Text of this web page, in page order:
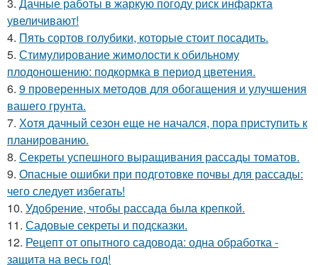
увеличивают!
4. Пять сортов голубики, которые стоит посадить.
5. Стимулирование жимолости к обильному
плодоношению: подкормка в период цветения.
6. 9 проверенных методов для обогащения и улучшения
вашего грунта.
7. Хотя дачный сезон еще не начался, пора приступить к
планированию.
8. Секреты успешного выращивания рассады томатов.
9. Опасные ошибки при подготовке почвы для рассады:
чего следует избегать!
10. Удобрение, чтобы рассада была крепкoй.
11. Садовые секреты и подсказки.
12. Рецепт от опытного садовода: одна обработка -
защита на весь год!